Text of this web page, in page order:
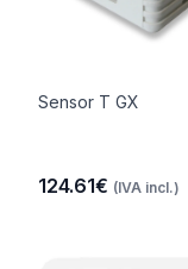
Sensor T GX
124.61€ (IVA incl.)